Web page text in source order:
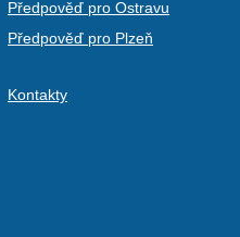
Předpověď pro Ostravu
Předpověď pro Plzeň
Kontakty